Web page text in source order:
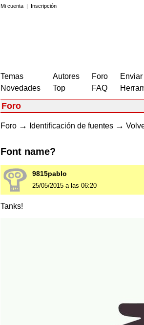
Mi cuenta | Inscripción
Temas
Novedades
Autores
Top
Foro
FAQ
Foro
Foro → Identificación de fuentes →
Font name?
9815pablo
25/05/2015 a las 06:20
Tanks!